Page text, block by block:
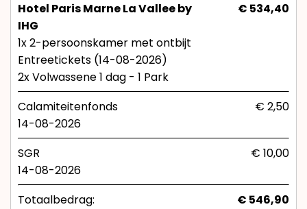
Hotel Paris Marne La Vallee by
IHG
€ 534,40
1x 2-persoonskamer met ontbijt
Entreetickets (14-08-2026)
2x Volwassene 1 dag - 1 Park
Calamiteitenfonds
€ 2,50
14-08-2026
SGR
€ 10,00
14-08-2026
Totaalbedrag:
€ 546,90